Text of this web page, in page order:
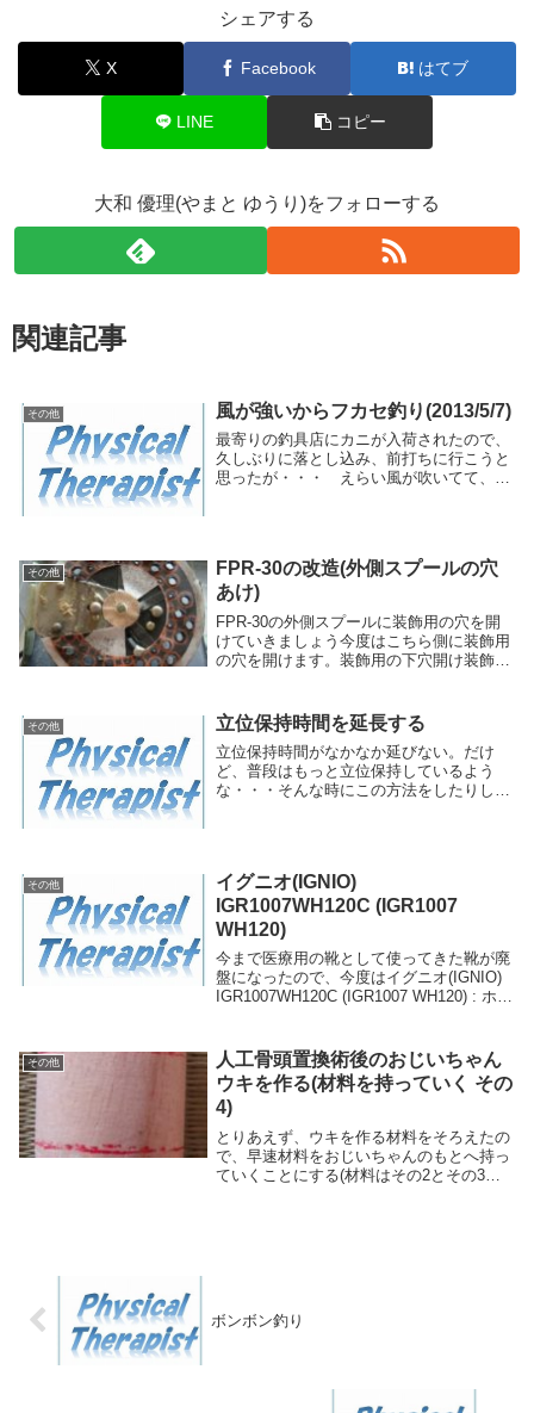
シェアする
X Facebook はてブ
LINE コピー
大和 優理(やまと ゆうり)をフォローする
関連記事
その他 風が強いからフカセ釣り(2013/5/7)
最寄りの釣具店にカニが入荷されたので、
久しぶりに落とし込み、前打ちに行こうと
思ったが・・・ えらい風が吹いてて、釣
句、おそらく釣...
その他
FPR-30の改造(外側スプールの穴
あけ)
FPR-30の外側スプールに装飾用の穴を開
けていきましょう今度はこちら側に装飾用
の穴を開けます。装飾用の下穴開け装飾用
はこんな感じ。意外と穴が開いてる気がし
ない...
その他 立位保持時間を延長する
立位保持時間がなかなか延びない。だけ
ど、普段はもっと立位保持しているよう
な・・・そんな時にこの方法をしたりしま
その他
イグニオ(IGNIO)
IGR1007WH120C (IGR1007
WH120)
今まで医療用の靴として使ってきた靴が廃
盤になったので、今度はイグニオ(IGNIO)
IGR1007WH120C (IGR1007 WH120) : ホワ
じ。靴...
その他
人工骨頭置換術後のおじいちゃん
ウキを作る(材料を持っていく その
4)
とりあえず、ウキを作る材料をそろえたの
で、早速材料をおじいちゃんのもとへ持っ
ていくことにする(材料はその2とその3に
ボンボン釣り